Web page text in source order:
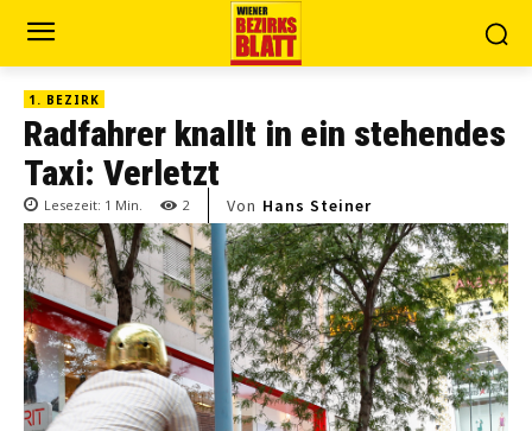
1. BEZIRK
Radfahrer knallt in ein stehendes
Taxi: Verletzt
Lesezeit: 1 Min. 2 Von Hans Steiner